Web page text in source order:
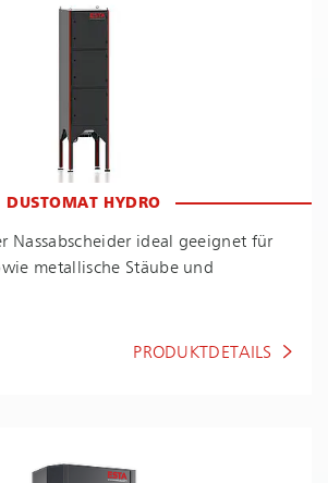
DUSTOMAT HYDRO
Nassabscheider ideal geeignet für
metallische Stäube und
PRODUKTDETAILS